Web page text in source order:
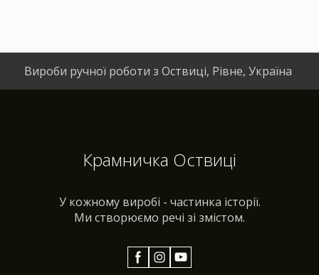
Вироби ручної роботи з Оствиці, Рівне, Україна
Крамничка Оствиці
У кожному виробі - частинка історії.
Ми створюємо речі зі змістом.